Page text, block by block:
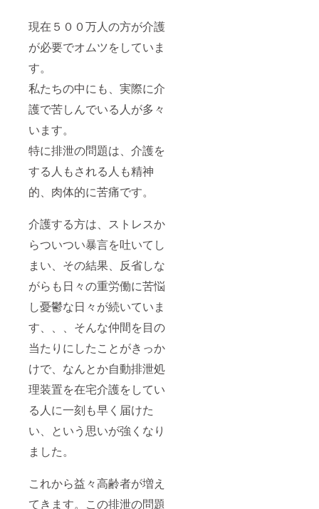
現在５００万人の方が介護
が必要でオムツをしていま
す。
私たちの中にも、実際に介
護で苦しんでいる人が多々
います。
特に排泄の問題は、介護を
する人もされる人も精神
的、肉体的に苦痛です。
介護する方は、ストレスか
らついつい暴言を吐いてし
まい、その結果、反省しな
がらも日々の重労働に苦悩
し憂鬱な日々が続いていま
す、、、そんな仲間を目の
当たりにしたことがきっか
けで、なんとか自動排泄処
理装置を在宅介護をしてい
る人に一刻も早く届けた
い、という思いが強くなり
ました。
これから益々高齢者が増え
てきます。この排泄の問題